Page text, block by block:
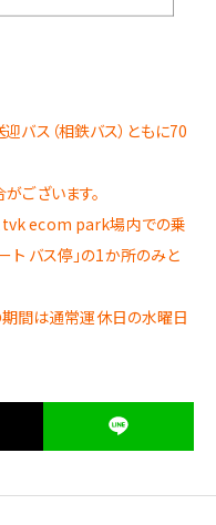
バス（相鉄バス）ともに70
ございます。
、tvk ecom park場内での乗
ト バス停」の1か所のみと
期間は通常運休日の水曜日